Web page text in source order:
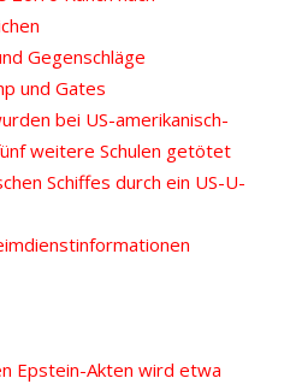
Gegenschläge
und Gates
bei US-amerikanisch-
weitere Schulen getötet
Schiffes durch ein US-U-
Epstein-Akten wird etwa